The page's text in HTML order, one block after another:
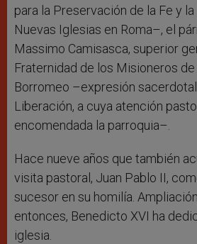
para la Preservación de la Fe y
Nuevas Iglesias en Roma–, el
Massimo Camisasca, superior
Fraternidad de los Misioneros de
Borromeo –expresión
Liberación, a cuya atención
encomendada la parroquia–.
Hace nueve años que también
visita pastoral, Juan Pablo II,
sucesor en su homilía.
entonces, Benedicto XVI ha
iglesia.